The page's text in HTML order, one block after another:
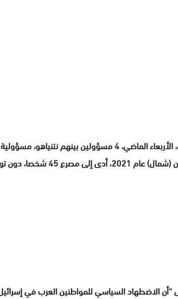
وكانت لجنة تحقيق رسمية حملت، الأربعاء الماضي، 4
دون توصية بمعاقبتهم.
الاضطهاد السياسي للمواطنين العرب في